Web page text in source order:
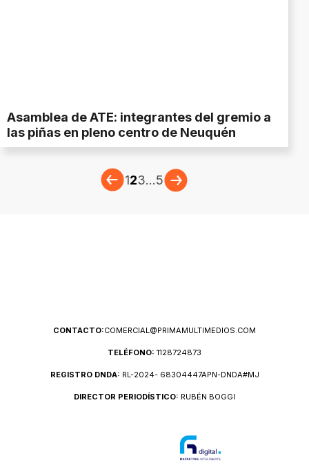
Asamblea de ATE: integrantes del gremio a
las piñas en pleno centro de Neuquén
123...5
CONTACTO:COMERCIAL@PRIMAMULTIMEDIOS.COM
TELÉFONO: 1128724873
REGISTRO DNDA: RL-2024- 68304447APN-DNDA#MJ
DIRECTOR PERIODÍSTICO: RUBÉN BOGGI